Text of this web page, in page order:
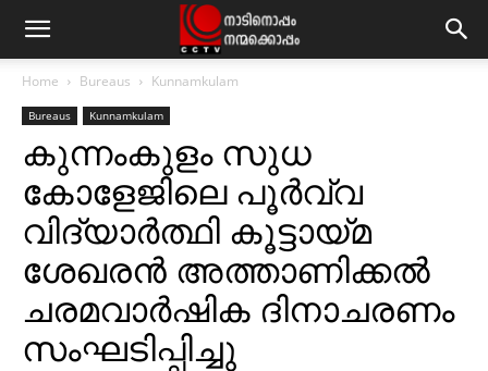
Home Bureaus Kunnamkulam
Bureaus Kunnamkulam
കുന്നംകുളം സുധ
കോളേജിലെ പൂര്‍വ്വ
വിദ്യാര്‍ത്ഥി കൂട്ടായ്മ
ശേഖരന്‍ അത്താണിക്കല്‍
ചരമവാര്‍ഷിക ദിനാചരണം
സംഘടിപ്പിച്ചു